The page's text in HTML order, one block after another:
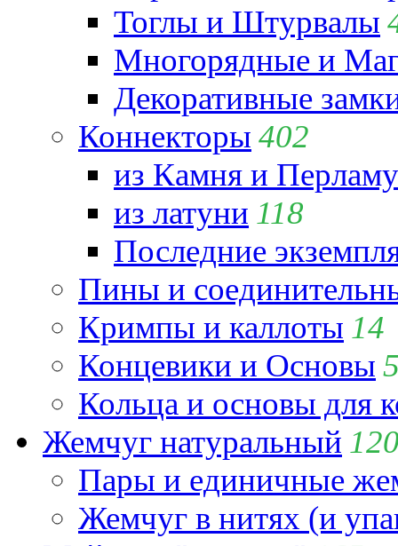
Тоглы и Штурвалы
Многорядные и
Декоративные
Коннекторы 402
из Камня и
из латуни 118
Последние
Пины и
Кримпы и каллоты 14
Концевики и Основы
Кольца и основы для
Жемчуг натуральный
Пары и единичные
Жемчуг в нитях (и